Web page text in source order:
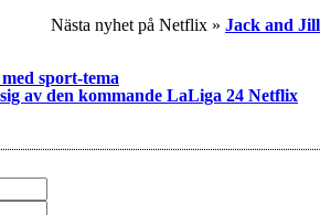
Nästa nyhet på Netflix » Jack and Jill
sport-tema
av den kommande LaLiga 24 Netflix